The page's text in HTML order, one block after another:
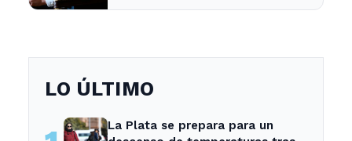
argentina
LO ÚLTIMO
La Plata se prepara para un